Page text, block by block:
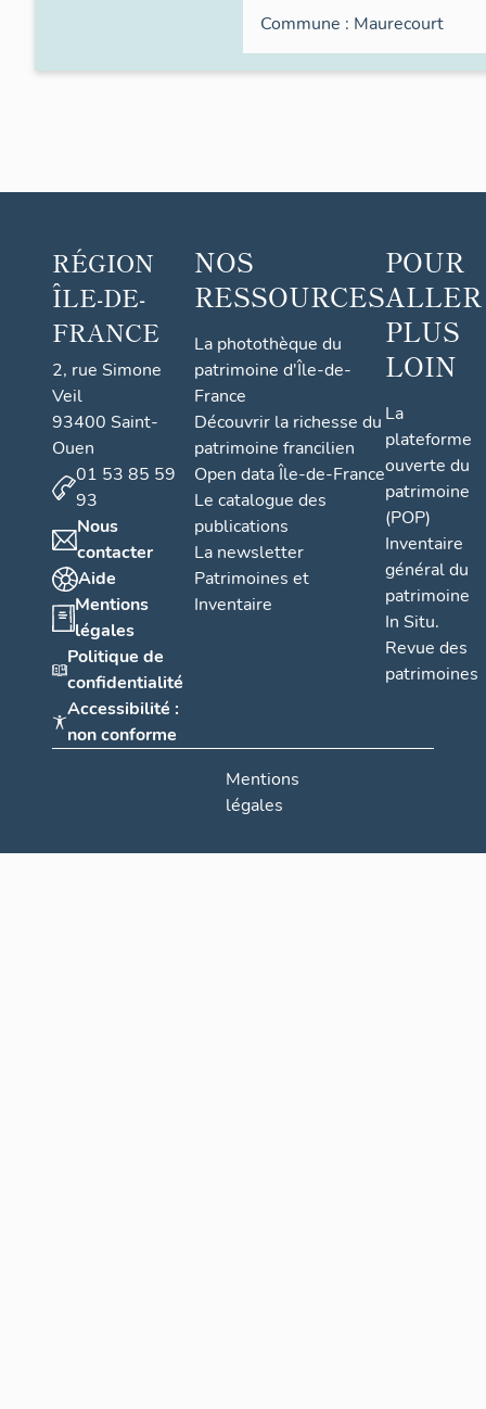
Commune : Maurecourt
RÉGION
ÎLE-DE-
FRANCE
2, rue Simone
Veil
93400 Saint-
Ouen
01 53 85 59
93
Nous
contacter
Aide
Mentions
légales
Politique de
confidentialité
Accessibilité :
non conforme
NOS
RESSOURCES
La photothèque du
patrimoine d'Île-de-
France
Découvrir la richesse du
patrimoine francilien
Open data Île-de-France
Le catalogue des
publications
La newsletter
Patrimoines et
Inventaire
POUR
ALLER
PLUS
LOIN
La
plateforme
ouverte du
patrimoine
(POP)
Inventaire
général du
patrimoine
In Situ.
Revue des
patrimoines
Mentions
légales